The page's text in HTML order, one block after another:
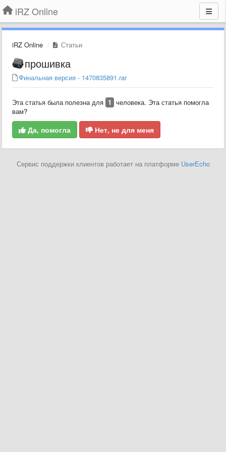
iRZ Online
iRZ Online Статьи
прошивка
Финальная версия - 1470835891.rar
Эта статья была полезна для 1 человека. Эта статья помогла
вам?
Да, помогла Нет, не для меня
Сервис поддержки клиентов работает на платформе UserEcho